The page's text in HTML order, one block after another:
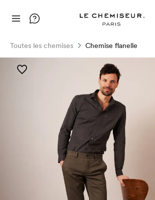
Toutes les chemises Chemise flanelle